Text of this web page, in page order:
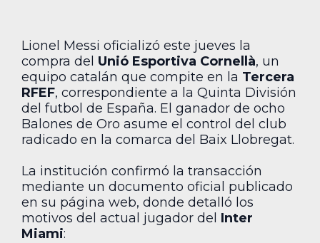
Lionel Messi oficializó este jueves la
compra del Unió Esportiva Cornellà, un
equipo catalán que compite en la Tercera
RFEF, correspondiente a la Quinta División
del futbol de España. El ganador de ocho
Balones de Oro asume el control del club
radicado en la comarca del Baix Llobregat.
La institución confirmó la transacción
mediante un documento oficial publicado
en su página web, donde detalló los
motivos del actual jugador del Inter
Miami: